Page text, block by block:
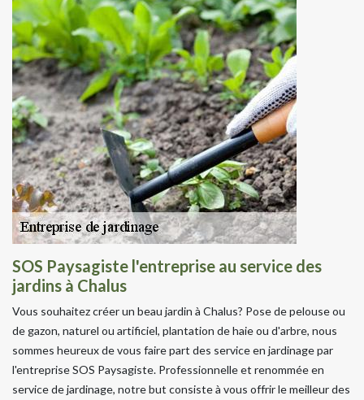
SOS Paysagiste l'entreprise au service des
jardins à Chalus
Vous souhaitez créer un beau jardin à Chalus? Pose de pelouse ou
de gazon, naturel ou artificiel, plantation de haie ou d'arbre, nous
sommes heureux de vous faire part des service en jardinage par
l'entreprise SOS Paysagiste. Professionnelle et renommée en
service de jardinage, notre but consiste à vous offrir le meilleur des